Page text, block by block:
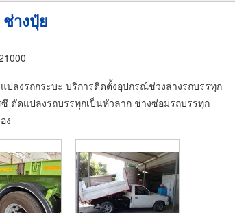
างปุ๋ย
ปลงรถกระบะ บริการติดตั้งอุปกรณ์ช่วงล่างรถบรรทุก
ดัดแปลงรถบรรทุกเป็นหัวลาก ช่างซ่อมรถบรรทุก
ง